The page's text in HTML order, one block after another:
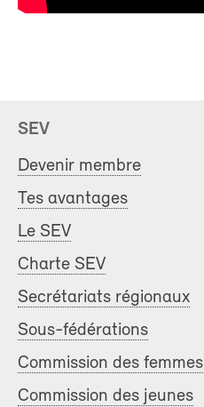
SEV
Devenir membre
Tes avantages
Le SEV
Charte SEV
Secrétariats régionaux
Sous-fédérations
Commission des femmes
Commission des jeunes